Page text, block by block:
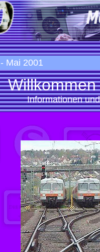
- Mai 2001
Informationen